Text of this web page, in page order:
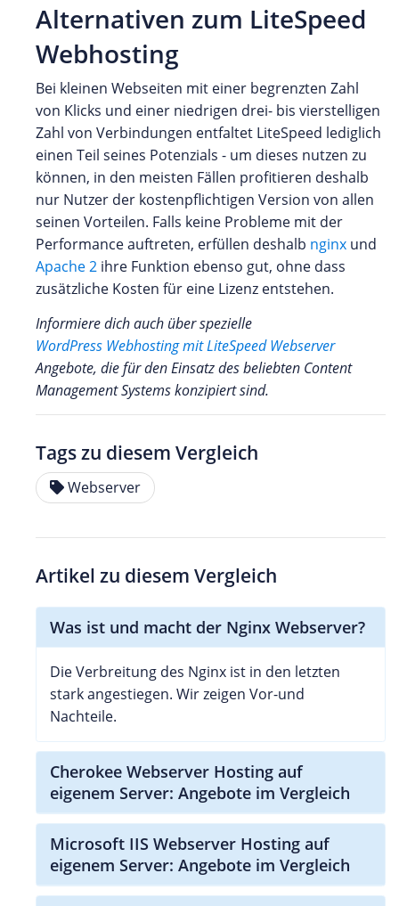
Alternativen zum LiteSpeed
Webhosting
Bei kleinen Webseiten mit einer begrenzten Zahl
von Klicks und einer niedrigen drei- bis vierstelligen
Zahl von Verbindungen entfaltet LiteSpeed lediglich
einen Teil seines Potenzials - um dieses nutzen zu
können, in den meisten Fällen profitieren deshalb
nur Nutzer der kostenpflichtigen Version von allen
seinen Vorteilen. Falls keine Probleme mit der
Performance auftreten, erfüllen deshalb nginx und
Apache 2 ihre Funktion ebenso gut, ohne dass
zusätzliche Kosten für eine Lizenz entstehen.
Informiere dich auch über spezielle
WordPress Webhosting mit LiteSpeed Webserver
Angebote, die für den Einsatz des beliebten Content
Management Systems konzipiert sind.
Tags zu diesem Vergleich
Webserver
Artikel zu diesem Vergleich
Was ist und macht der Nginx Webserver?
Die Verbreitung des Nginx ist in den letzten
stark angestiegen. Wir zeigen Vor-und
Nachteile.
Cherokee Webserver Hosting auf
eigenem Server: Angebote im Vergleich
Microsoft IIS Webserver Hosting auf
eigenem Server: Angebote im Vergleich